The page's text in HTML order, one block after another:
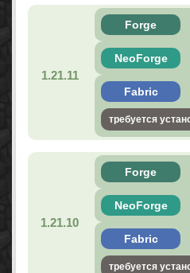
1.21.11
Forge
NeoForge
Fabric
требуется
1.21.10
Forge
NeoForge
Fabric
требуется